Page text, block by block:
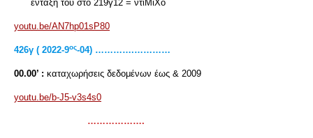
ένταξή του στο 219γ12 = ντιΜιΧο
youtu.be/AN7hp01sP80
426γ ( 2022-9ος-04) ………….…………
00.00’ : καταχωρήσεις δεδομένων έως & 2009
youtu.be/b-J5-v3s4s0
……………….